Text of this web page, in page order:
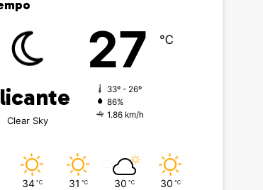
Clear Sky
27 ℃
33º - 26º
86%
1.86 km/h
34 ℃ 31 ℃ 30 ℃ 30 ℃